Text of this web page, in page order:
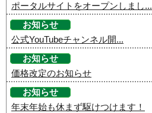
ポータルサイトをオープンしまし...
お知らせ
公式YouTubeチャンネル開...
お知らせ
価格改定のお知らせ
お知らせ
年末年始も休まず駆けつけます！